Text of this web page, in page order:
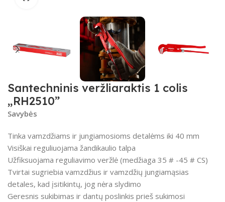
Santechninis veržliaraktis 1 colis
„RH2510”
Savybės
Tinka vamzdžiams ir jungiamosioms detalėms iki 40 mm
Visiškai reguliuojama žandikaulio talpa
Užfiksuojama reguliavimo veržlė (medžiaga 35 # -45 # CS)
Tvirtai sugriebia vamzdžius ir vamzdžių jungiamąsias
detales, kad įsitikintų, jog nėra slydimo
Geresnis sukibimas ir dantų poslinkis prieš sukimosi